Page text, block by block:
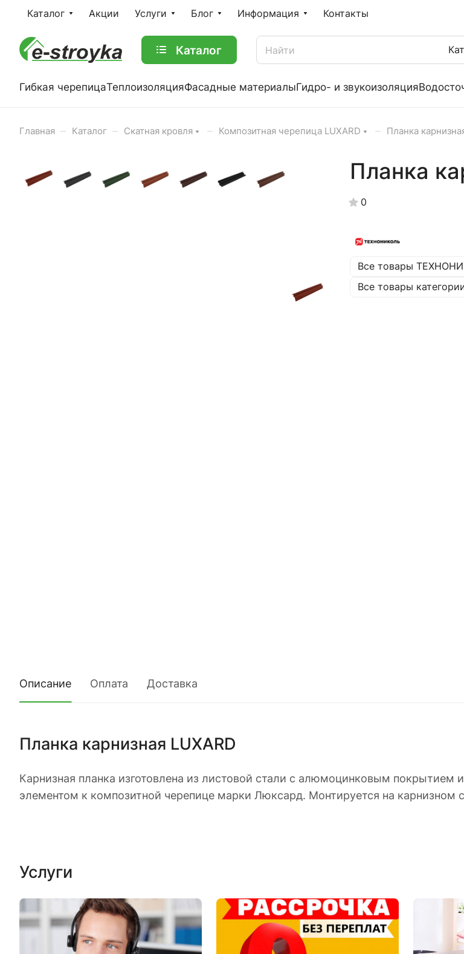
Каталог Акции Услуги Блог Информация Контакты
Каталог
Гибкая черепицаТеплоизоляцияФасадные материалыГидро- и звукоизоляция
Главная – Каталог – Скатная кровля – Композитная черепица LUXARD – Планка
Планка
0
Все товары
Все товары
Описание Оплата Доставка
Планка карнизная LUXARD
Карнизная планка изготовлена из листовой стали с алюмоцинковым покрытием
элементом к композитной черепице марки Люксард. Монтируется на карнизном
Услуги